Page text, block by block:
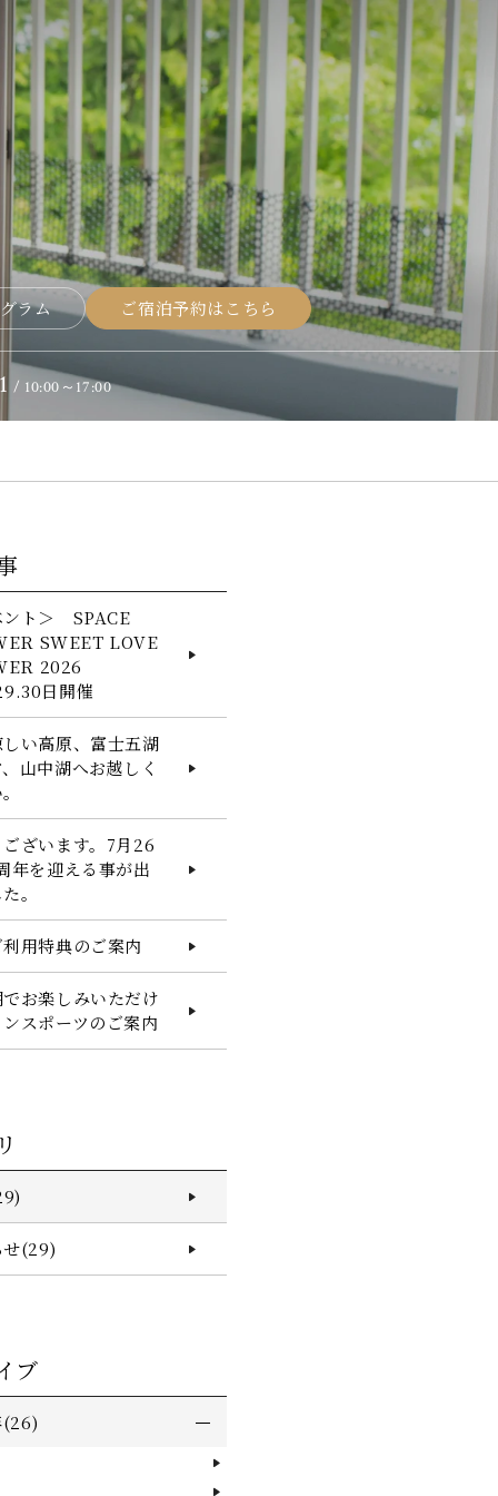
ラム ご宿泊予約はこちら
/ 10:00～17:00
ント＞ SPACE
SWEET LOVE
2026
日開催
い高原、富士五湖
山中湖へお越しく
ざいます。7月26
年を迎える事が出
。
用特典のご案内
お楽しみいただけ
スポーツのご案内
せ(29)
ブ